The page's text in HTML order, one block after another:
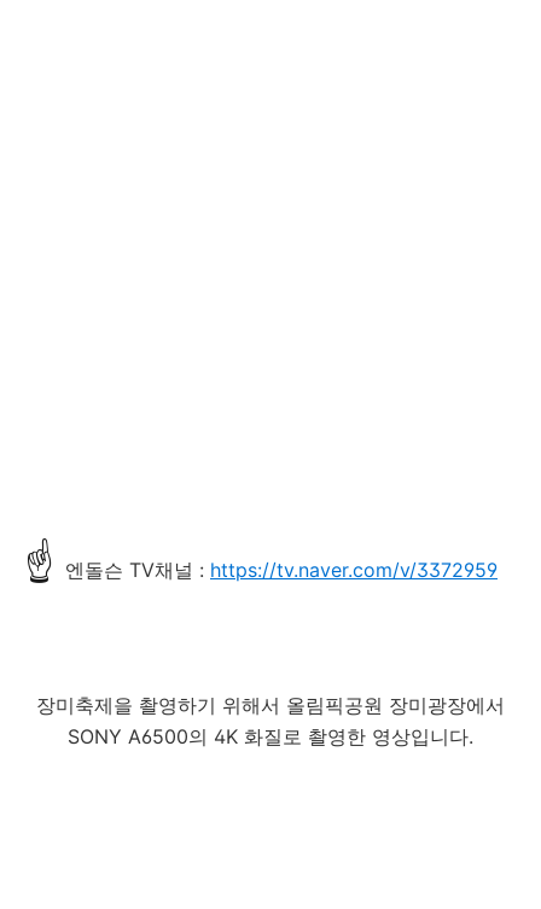
☝ 엔돌슨 TV채널 : https://tv.naver.com/v/3372959
장미축제을 촬영하기 위해서 올림픽공원 장미광장에서
SONY A6500의 4K 화질로 촬영한 영상입니다.